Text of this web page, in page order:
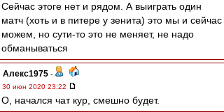
Сейчас этоге нет и рядом. А выиграть один
матч (хоть и в питере у зенита) это мы и сейчас
можем, но сути-то это не меняет, не надо
обманываться
Алекс1975 -
30 июн 2020 23:22
О, начался чат кур, смешно будет.